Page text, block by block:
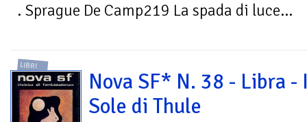
. Sprague De Camp219 La spada di luce...
LIBRI
Nova SF* N. 38 - Libra -
Sole di Thule